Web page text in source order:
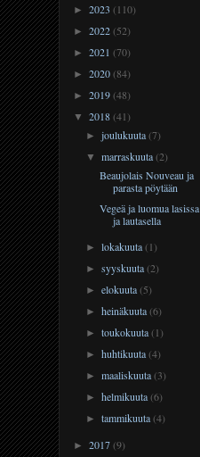
► 2023 (110)
► 2022(52)
► 2021 (70)
► 2020(84)
► 2019(48)
▼ 2018(41)
►joulukuuta(7)
▼marraskuuta(2)
Beaujolais Nouveau ja
parasta pöytään
Vegeä ja luomua lasissa
ja lautasella
►lokakuuta(1)
►syyskuuta(2)
►elokuuta(5)
►heinäkuuta(6)
►toukokuuta(1)
►huhtikuuta(4)
►maaliskuuta(3)
►helmikuuta(6)
►tammikuuta(4)
► 2017(9)